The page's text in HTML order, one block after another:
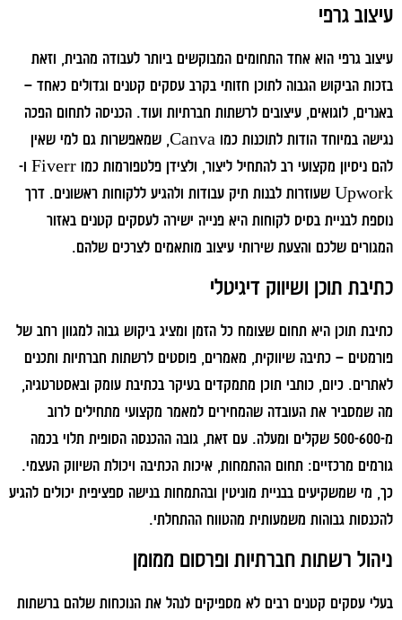
עיצוב גרפי
עיצוב גרפי הוא אחד התחומים המבוקשים ביותר לעבודה מהבית, וזאת
בזכות הביקוש הגבוה לתוכן חזותי בקרב עסקים קטנים וגדולים כאחד –
באנרים, לוגואים, עיצובים לרשתות חברתיות ועוד. הכניסה לתחום הפכה
נגישה במיוחד הודות לתוכנות כמו Canva, שמאפשרות גם למי שאין
להם ניסיון מקצועי רב להתחיל ליצור, ולצידן פלטפורמות כמו Fiverr ו-
Upwork שעוזרות לבנות תיק עבודות ולהגיע ללקוחות ראשונים. דרך
נוספת לבניית בסיס לקוחות היא פנייה ישירה לעסקים קטנים באזור
המגורים שלכם והצעת שירותי עיצוב מותאמים לצרכים שלהם.
כתיבת תוכן ושיווק דיגיטלי
כתיבת תוכן היא תחום שצומח כל הזמן ומציג ביקוש גבוה למגוון רחב של
פורמטים – כתיבה שיווקית, מאמרים, פוסטים לרשתות חברתיות ותכנים
לאתרים. כיום, כותבי תוכן מתמקדים בעיקר בכתיבת עומק ובאסטרטגיה,
מה שמסביר את העובדה שהמחירים למאמר מקצועי מתחילים לרוב
מ-500-600 שקלים ומעלה. עם זאת, גובה ההכנסה הסופית תלוי בכמה
גורמים מרכזיים: תחום ההתמחות, איכות הכתיבה ויכולת השיווק העצמי.
כך, מי שמשקיעים בבניית מוניטין ובהתמחות בנישה ספציפית יכולים להגיע
להכנסות גבוהות משמעותית מהטווח ההתחלתי.
ניהול רשתות חברתיות ופרסום ממומן
בעלי עסקים קטנים רבים לא מספיקים לנהל את הנוכחות שלהם ברשתות